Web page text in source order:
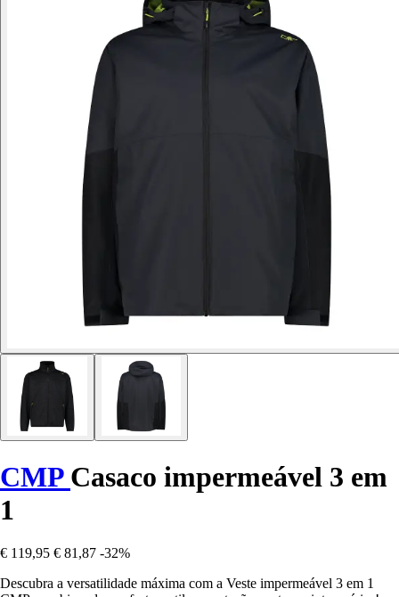
CMP Casaco impermeável 3 em
1
€ 119,95 € 81,87 -32%
Descubra a versatilidade máxima com a Veste impermeável 3 em 1